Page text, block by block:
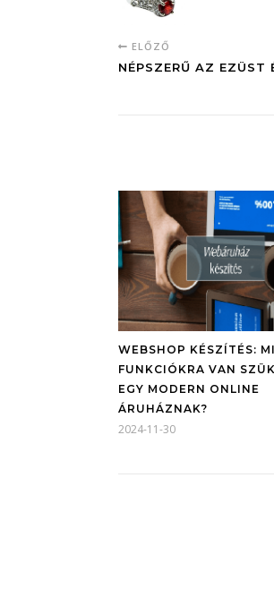
ELŐZŐ
NÉPSZERŰ AZ EZÜST
WEBSHOP KÉSZÍTÉS:
FUNKCIÓKRA VAN
EGY MODERN ONLINE
ÁRUHÁZNAK?
2024-11-30